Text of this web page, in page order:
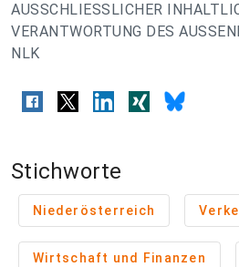
AUSSCHLIESSLICHER
VERANTWORTUNG DES
NLK
Stichworte
Niederösterreich
Wirtschaft und Finanzen